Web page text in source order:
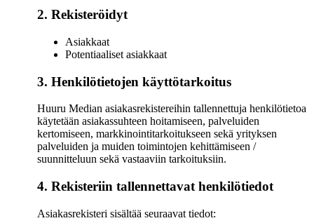
2. Rekisteröidyt
Asiakkaat
Potentiaaliset asiakkaat
3. Henkilötietojen käyttötarkoitus
Huuru Median asiakasrekistereihin tallennettuja henkilötietoa
käytetään asiakassuhteen hoitamiseen, palveluiden
kertomiseen, markkinointitarkoitukseen sekä yrityksen
palveluiden ja muiden toimintojen kehittämiseen /
suunnitteluun sekä vastaaviin tarkoituksiin.
4. Rekisteriin tallennettavat henkilötiedot
Asiakasrekisteri sisältää seuraavat tiedot: